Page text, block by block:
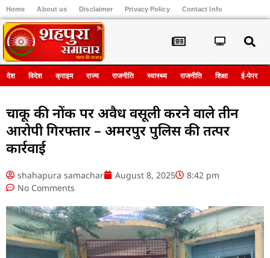
Home About us Disclaimer Privacy Policy Contact Info
देश विदेश क्राइम राज्य राजनीति स्वास्थ्य राजनीति शिक्षा ई-पेपर
चाकू की नोंक पर अवैध वसूली करने वाले तीन
आरोपी गिरफ्तार – अमरपुर पुलिस की तत्पर
कार्रवाई
shahapura samachar August 8, 2025
8:42 pm
No Comments